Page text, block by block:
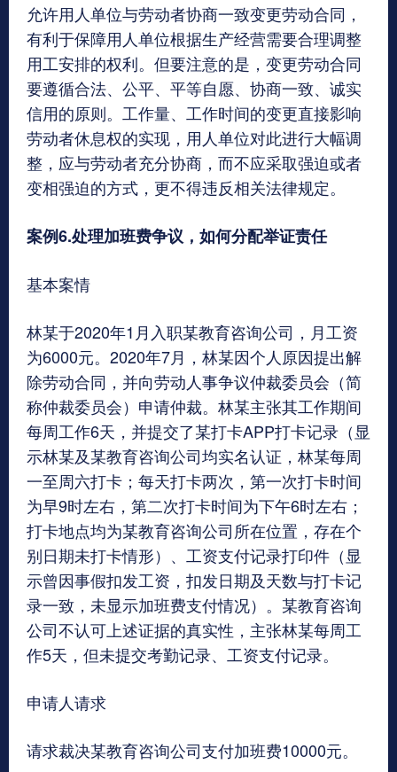
允许用人单位与劳动者协商一致变更劳动合同，
有利于保障用人单位根据生产经营需要合理调整
用工安排的权利。但要注意的是，变更劳动合同
要遵循合法、公平、平等自愿、协商一致、诚实
信用的原则。工作量、工作时间的变更直接影响
劳动者休息权的实现，用人单位对此进行大幅调
整，应与劳动者充分协商，而不应采取强迫或者
变相强迫的方式，更不得违反相关法律规定。
案例6.处理加班费争议，如何分配举证责任
基本案情
林某于2020年1月入职某教育咨询公司，月工资
为6000元。2020年7月，林某因个人原因提出解
除劳动合同，并向劳动人事争议仲裁委员会（简
称仲裁委员会）申请仲裁。林某主张其工作期间
每周工作6天，并提交了某打卡APP打卡记录（显
示林某及某教育咨询公司均实名认证，林某每周
一至周六打卡；每天打卡两次，第一次打卡时间
为早9时左右，第二次打卡时间为下午6时左右；
打卡地点均为某教育咨询公司所在位置，存在个
别日期未打卡情形）、工资支付记录打印件（显
示曾因事假扣发工资，扣发日期及天数与打卡记
录一致，未显示加班费支付情况）。某教育咨询
公司不认可上述证据的真实性，主张林某每周工
作5天，但未提交考勤记录、工资支付记录。
申请人请求
请求裁决某教育咨询公司支付加班费10000元。